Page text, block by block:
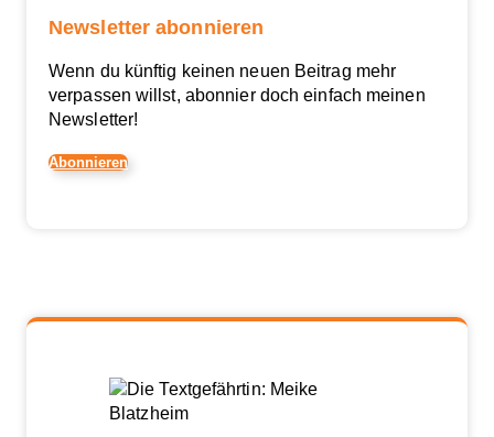
Newsletter abonnieren
Wenn du künftig keinen neuen Beitrag mehr
verpassen willst, abonnier doch einfach meinen
Newsletter!
Abonnieren